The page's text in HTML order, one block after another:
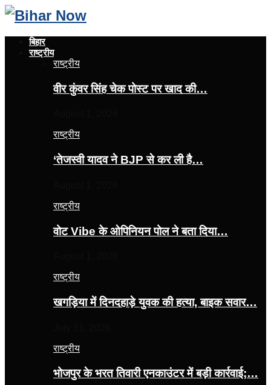
बिहार
राष्ट्रीय
राष्ट्रीय
वीर कुंवर सिंह चेक पोस्ट पर खाद की…
राष्ट्रीय
‘तेजस्‍वी यादव ने BJP से कर ली है…
राष्ट्रीय
वोट Vibe के ओपिनियन पोल ने बता दिया…
राष्ट्रीय
खगड़िया में दिनदहाड़े युवक की हत्या, बाइक सवार…
राष्ट्रीय
भोजपुर के भरत तिवारी एनकाउंटर में बड़ी कार्रवाई;…